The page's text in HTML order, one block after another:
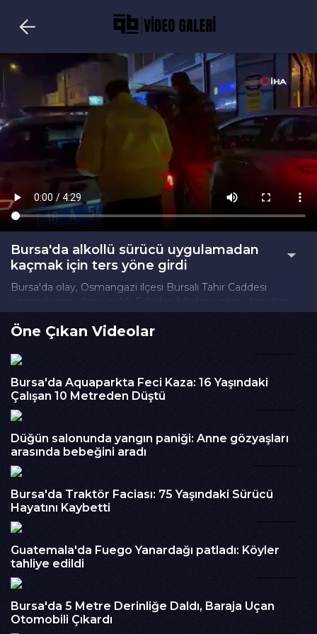
Bursa'da alkollü sürücü uygulamadan
kaçmak için ters yöne girdi
Bursa'da olay, Osmangazi ilçesi Bursalı Tahir Caddesi
üzerinde meydana geldi. Edinilen bilgilere göre, denetim
noktasına girmemek için ters istikamete giren 16 NZJ plakalı
araç, trafik ekiplerinin dikkatini çekti. Kısa sürede durdurulan
sürücünün C.M.Ö. (55) olduğu ve okul müdür yardımcısı
olduğunu söylediği öğrenildi.Alkol testine tabi tutulan
ihlal ettiği belirlenen sürücüye, alkollü araç kullanmak ve tek
yönlü yolda ters yönde seyretmek suçlarından toplam 60
bin TL idari para cezası uygulandı.Sürücünün ehliyetine 2 yıl
C.M.Ö. ifadesi alınmak üzere Çarşı Polis Merkezi Amirliği'ne
götürüldü.
İzlenme : 285
Kategori :Haber
Embed Kodu :
Öne Çıkan Videolar
Bursa'da Aquaparkta Feci Kaza: 16 Yaşındaki
Çalışan 10 Metreden Düştü
Düğün salonunda yangın paniği: Anne gözyaşları
arasında bebeğini aradı
Bursa'da Traktör Faciası: 75 Yaşındaki Sürücü
Hayatını Kaybetti
Guatemala'da Fuego Yanardağı patladı: Köyler
tahliye edildi
Bursa'da 5 Metre Derinliğe Daldı, Baraja Uçan
Otomobili Çıkardı